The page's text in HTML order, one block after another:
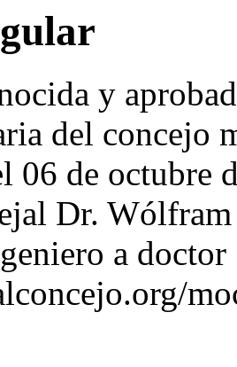
y
del concejo
06 de octubre
Dr.
a doctor